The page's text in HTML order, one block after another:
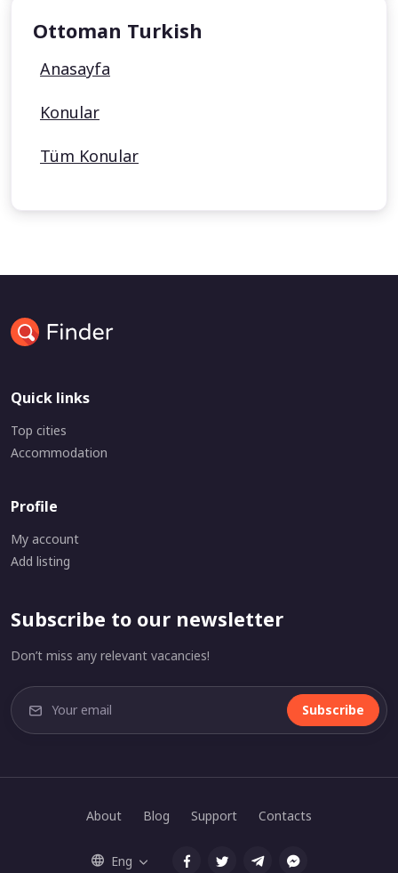
Ottoman Turkish
Anasayfa
Konular
Tüm Konular
Quick links
Top cities
Accommodation
Profile
My account
Add listing
Subscribe to our newsletter
Don’t miss any relevant vacancies!
Subscribe
About Blog Support Contacts
Eng